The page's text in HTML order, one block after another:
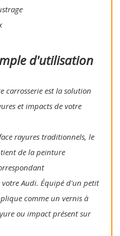
d'utilisation
carrosserie est la solution
et impacts de votre
rayures traditionnels, le
de la peinture
Audi. Équipé d'un petit
comme un vernis à
ou impact présent sur